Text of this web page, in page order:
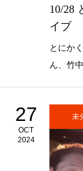
10/28
イブ
とにか
ん、竹
27
OCT
2024
未